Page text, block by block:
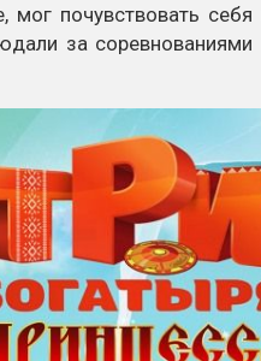
мог почувствовать
за